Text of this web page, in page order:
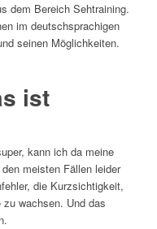
dem Bereich Sehtraining.
im deutschsprachigen
seinen Möglichkeiten.
ist
kann ich da meine
meisten Fällen leider
die Kurzsichtigkeit,
wachsen. Und das